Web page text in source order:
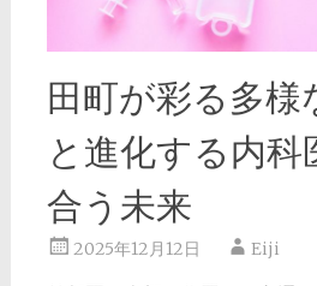
田町が彩る多様
と進化する内科
合う未来
2025年12月12日 Eiji